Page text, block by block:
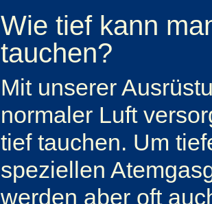
Wie tief kann
tauchen?
Mit unserer
normaler Luft
tief tauchen. Um
speziellen
werden aber oft